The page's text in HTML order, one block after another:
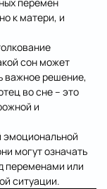
к матери, и
сон может
важное решение,
во сне – это
и
могут означать
переменами или
ситуации.